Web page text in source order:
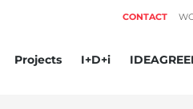
CONTACT
Projects I+D+i